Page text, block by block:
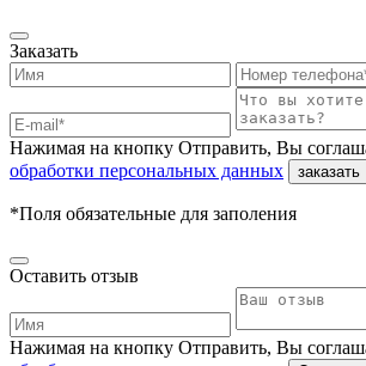
Заказать
Нажимая на кнопку Отправить, Вы
обработки персональных данных
заказать
*Поля обязательные для заполения
Оставить отзыв
Нажимая на кнопку Отправить, Вы